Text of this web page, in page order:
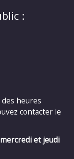
:
heures
contacter le
et jeudi